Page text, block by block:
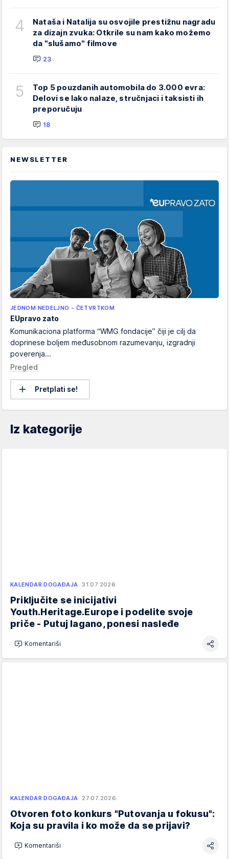
4
Nataša i Natalija su osvojile prestižnu nagradu
za dizajn zvuka: Otkrile su nam kako možemo
da "slušamo" filmove
23
5
Top 5 pouzdanih automobila do 3.000 evra:
Delovi se lako nalaze, stručnjaci i taksisti ih
preporučuju
18
NEWSLETTER
JEDNOM NEDELJNO - ČETVRTKOM
EUpravo zato
Komunikaciona platforma “WMG fondacije” čiji je cilj da
doprinese boljem međusobnom razumevanju, izgradnji
poverenja...
Pregled
Pretplati se!
Iz kategorije
KALENDAR DOGAĐAJA 31.07.2026.
Priključite se inicijativi
Youth.Heritage.Europe i podelite svoje
priče - Putuj lagano, ponesi nasleđe
Komentariši
KALENDAR DOGAĐAJA 27.07.2026.
Otvoren foto konkurs "Putovanja u fokusu":
Koja su pravila i ko može da se prijavi?
Komentariši